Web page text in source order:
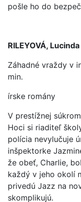
pošle ho do
RILEYOVÁ, Lucinda
Záhadné vraždy v
min.
írske romány
V prestížnej
Hoci si riaditeľ
polícia nevylučuje
inšpektorke
že obeť, Charlie,
každý v jeho okolí
privedú Jazz na
skomplikujú.